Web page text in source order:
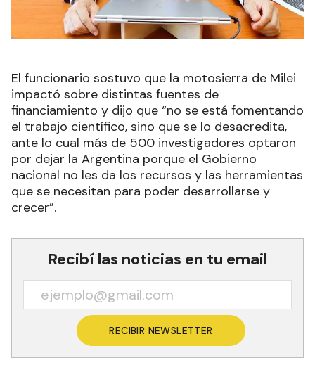
El funcionario sostuvo que la motosierra de Milei
impactó sobre distintas fuentes de
financiamiento y dijo que “no se está fomentando
el trabajo científico, sino que se lo desacredita,
ante lo cual más de 500 investigadores optaron
por dejar la Argentina porque el Gobierno
nacional no les da los recursos y las herramientas
que se necesitan para poder desarrollarse y
crecer”.
Recibí las noticias en tu email
RECIBIR NEWSLETTER